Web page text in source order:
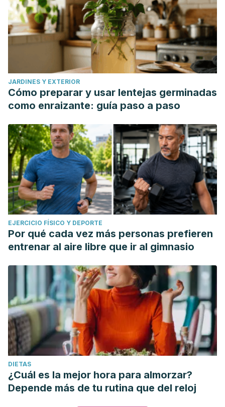
JARDINES Y EXTERIOR
Cómo preparar y usar lentejas germinadas
como enraizante: guía paso a paso
EJERCICIO FÍSICO Y DEPORTE
Por qué cada vez más personas prefieren
entrenar al aire libre que ir al gimnasio
DIETAS
¿Cuál es la mejor hora para almorzar?
Depende más de tu rutina que del reloj